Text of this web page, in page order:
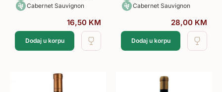
Cabernet Sauvignon
16,50 KM
Dodaj u korpu
Cabernet Sauvignon
28,00 KM
Dodaj u korpu